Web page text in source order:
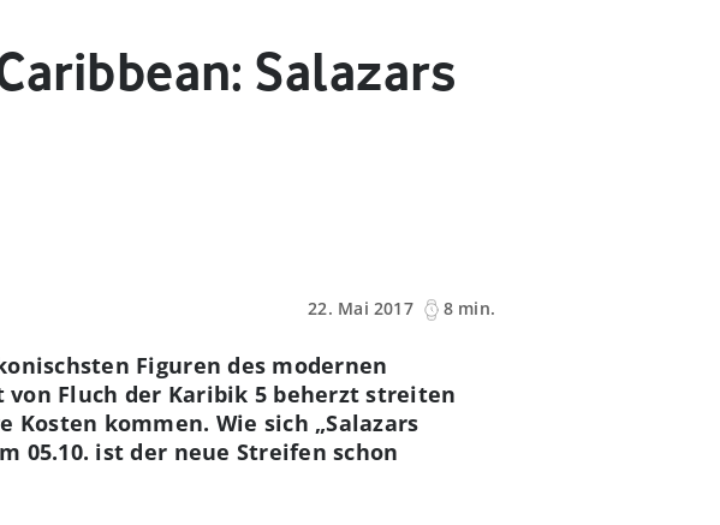
Salazars
22. Mai 2017
8 min.
Figuren des modernen
Fluch der Karibik 5 beherzt streiten
kommen. Wie sich „Salazars
05.10. ist der neue Streifen schon